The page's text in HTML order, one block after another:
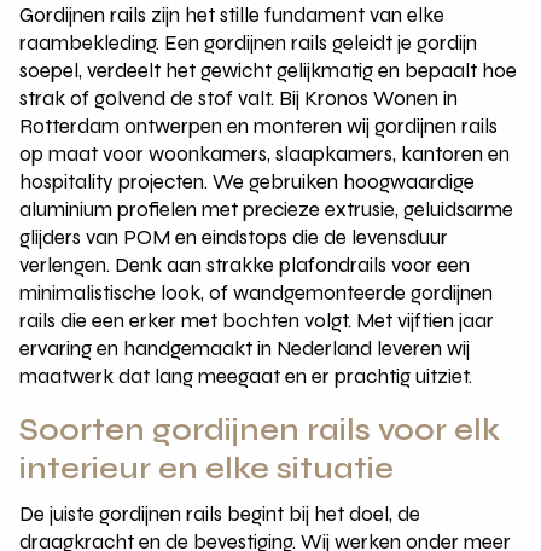
Gordijnen rails zijn het stille fundament van elke
raambekleding. Een gordijnen rails geleidt je gordijn
soepel, verdeelt het gewicht gelijkmatig en bepaalt hoe
strak of golvend de stof valt. Bij Kronos Wonen in
Rotterdam ontwerpen en monteren wij gordijnen rails
op maat voor woonkamers, slaapkamers, kantoren en
hospitality projecten. We gebruiken hoogwaardige
aluminium profielen met precieze extrusie, geluidsarme
glijders van POM en eindstops die de levensduur
verlengen. Denk aan strakke plafondrails voor een
minimalistische look, of wandgemonteerde gordijnen
rails die een erker met bochten volgt. Met vijftien jaar
ervaring en handgemaakt in Nederland leveren wij
maatwerk dat lang meegaat en er prachtig uitziet.
Soorten gordijnen rails voor elk
interieur en elke situatie
De juiste gordijnen rails begint bij het doel, de
draagkracht en de bevestiging. Wij werken onder meer